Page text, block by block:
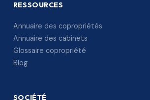
RESSOURCES
Annuaire des copropriétés
Annuaire des cabinets
Glossaire copropriété
Blog
SOCIÉTÉ